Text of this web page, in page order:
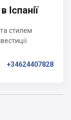
Іспанії
стилем
+34624407828